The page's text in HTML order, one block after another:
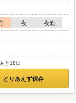
夜
夜勤
と18日
とりあえず保存